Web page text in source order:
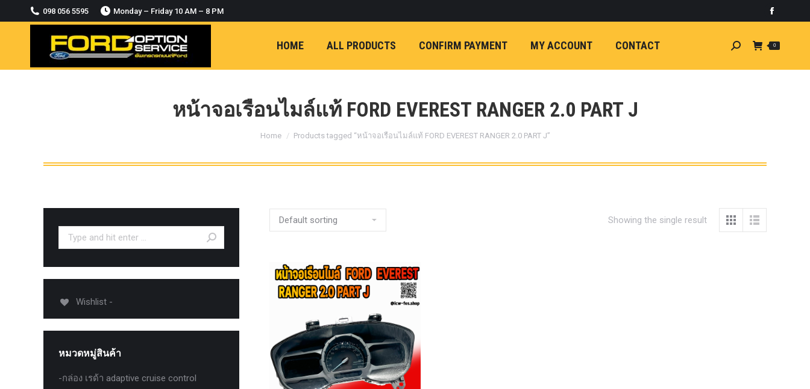
098 056 5595 Monday – Friday 10 AM – 8 PM
HOME ALL PRODUCTS CONFIRM PAYMENT MY ACCOUNT CONTACT Search: 0
หน้าจอเรือนไมล์แท้ FORD EVEREST RANGER 2.0 PART J
You are here:
Home Products tagged “หน้าจอเรือนไมล์แท้ FORD EVEREST RANGER 2.0 PART J”
Showing the single result
Search:
Wishlist -
หมวดหมู่สินค้า
-กล่อง เรด้า adaptive cruise control
MODULE CCM. ระบบ Adaptive For Ford
ranger Everest 2015-2018
OASIS WHEELS
ROLLER LID HAMER
TRAILER BALL
ULTIMATE SHACKLES
Uncategorized
USB TypeA และ TypeC แท้ตรงรุ่น
VCM 2 license แท้ 1 ปี •• FOR FORD
MAZDA •• IDS.
Raptor 2011-2021
กระจกมองข้าง F-150 USA สำหรับ
หน้า กล้องถอยหลัง การ์ดมอเตอร์พวงมาลัยไฟฟ้า
FORD RANGER NEXTGEN 2022 ก้อน
OPTION 4WD ขนาด
1 นิ้ว (25mm) สี
เหลืองก้อนรองหลัง
ปรับองศา OPTION
4WD ขาวฝาแดง
4WD ดำฝาแดง